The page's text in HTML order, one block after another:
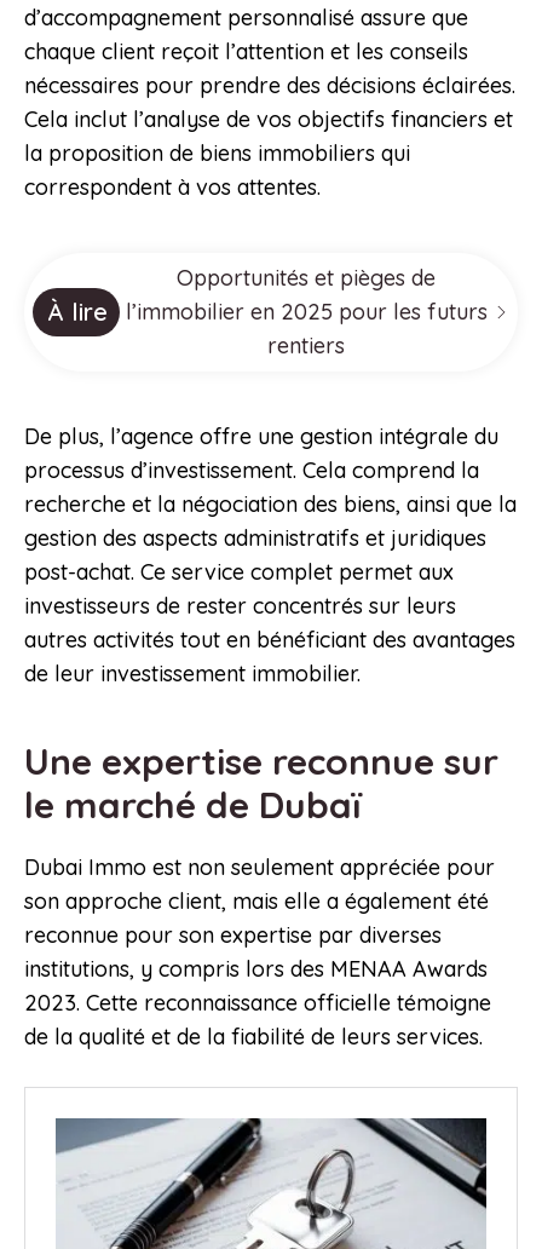
d’accompagnement personnalisé assure que
chaque client reçoit l’attention et les conseils
nécessaires pour prendre des décisions éclairées.
Cela inclut l’analyse de vos objectifs financiers et
la proposition de biens immobiliers qui
correspondent à vos attentes.
À lire
Opportunités et pièges de
l’immobilier en 2025 pour les futurs
rentiers
De plus, l’agence offre une gestion intégrale du
processus d’investissement. Cela comprend la
recherche et la négociation des biens, ainsi que la
gestion des aspects administratifs et juridiques
post-achat. Ce service complet permet aux
investisseurs de rester concentrés sur leurs
autres activités tout en bénéficiant des avantages
de leur investissement immobilier.
Une expertise reconnue sur
le marché de Dubaï
Dubai Immo est non seulement appréciée pour
son approche client, mais elle a également été
reconnue pour son expertise par diverses
institutions, y compris lors des MENAA Awards
2023. Cette reconnaissance officielle témoigne
de la qualité et de la fiabilité de leurs services.